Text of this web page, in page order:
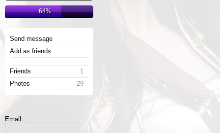
64%
Send message
Add as friends
1
Friends
29
Photos
Email: